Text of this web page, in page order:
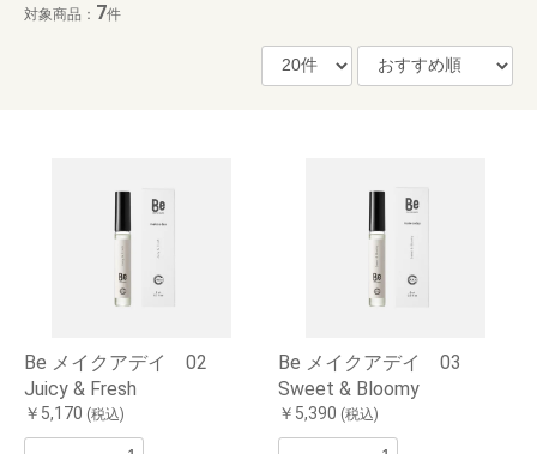
対象商品： 7件
Be メイクアデイ 02
Juicy & Fresh
￥5,170 (税込)
Be メイクアデイ 03
Sweet & Bloomy
￥5,390 (税込)